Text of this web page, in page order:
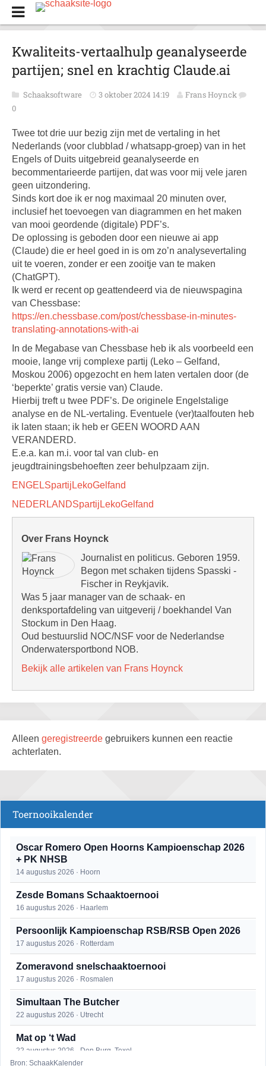
Kwaliteits-vertaalhulp geanalyseerde
partijen; snel en krachtig Claude.ai
Schaaksoftware 3 oktober 2024 14:19
Frans Hoynck
0
Twee tot drie uur bezig zijn met de vertaling in het
Nederlands (voor clubblad / whatsapp-groep) van in het
Engels of Duits uitgebreid geanalyseerde en
becommentarieerde partijen, dat was voor mij vele jaren
geen uitzondering.
Sinds kort doe ik er nog maximaal 20 minuten over,
inclusief het toevoegen van diagrammen en het maken
van mooi geordende (digitale) PDF’s.
De oplossing is geboden door een nieuwe ai app
(Claude) die er heel goed in is om zo’n analysevertaling
uit te voeren, zonder er een zooitje van te maken
(ChatGPT).
Ik werd er recent op geattendeerd via de nieuwspagina
van Chessbase:
https://en.chessbase.com/post/chessbase-in-minutes-
translating-annotations-with-ai
In de Megabase van Chessbase heb ik als voorbeeld een
mooie, lange vrij complexe partij (Leko – Gelfand,
Moskou 2006) opgezocht en hem laten vertalen door (de
‘beperkte’ gratis versie van) Claude.
Hierbij treft u twee PDF’s. De originele Engelstalige
analyse en de NL-vertaling. Eventuele (ver)taalfouten heb
ik laten staan; ik heb er GEEN WOORD AAN
VERANDERD.
E.e.a. kan m.i. voor tal van club- en
jeugdtrainingsbehoeften zeer behulpzaam zijn.
ENGELSpartijLekoGelfand
NEDERLANDSpartijLekoGelfand
Over Frans Hoynck
Journalist en politicus. Geboren 1959.
Begon met schaken tijdens Spasski -
Fischer in Reykjavik.
Was 5 jaar manager van de schaak- en
denksportafdeling van uitgeverij / boekhandel Van
Stockum in Den Haag.
Oud bestuurslid NOC/NSF voor de Nederlandse
Onderwatersportbond NOB.
Bekijk alle artikelen van Frans Hoynck
Alleen geregistreerde gebruikers kunnen een reactie
achterlaten.
Toernooikalender
Oscar Romero Open Hoorns Kampioenschap 2026
+ PK NHSB
14 augustus 2026 · Hoorn
Zesde Bomans Schaaktoernooi
16 augustus 2026 · Haarlem
Persoonlijk Kampioenschap RSB/RSB Open 2026
17 augustus 2026 · Rotterdam
Zomeravond snelschaaktoernooi
17 augustus 2026 · Rosmalen
Simultaan The Butcher
22 augustus 2026 · Utrecht
Mat op ‘t Wad
22 augustus 2026 · Den Burg, Texel
Bron: SchaakKalender